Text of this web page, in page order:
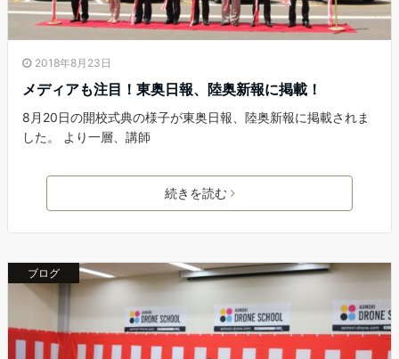
2018年8月23日
メディアも注目！東奥日報、陸奥新報に掲載！
8月20日の開校式典の様子が東奥日報、陸奥新報に掲載されま
した。 より一層、講師
続きを読む
ブログ